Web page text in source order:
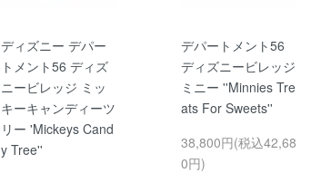
ディズニー デパー
トメント56 ディズ
ニービレッジ ミッ
キーキャンディーツ
リー 'Mickeys Cand
y Tree''
デパートメント56
ディズニービレッジ
ミニー ''Minnies Tre
ats For Sweets''
38,800円(税込42,68
0円)